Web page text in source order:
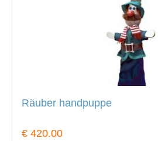
Räuber handpuppe
€ 420.00